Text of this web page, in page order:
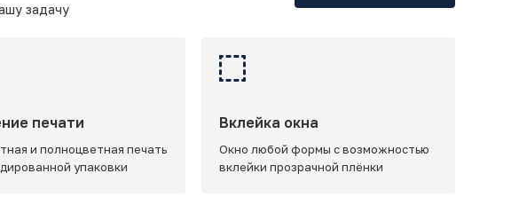
задачу
печати
и полноцветная печать
упаковки
Вклейка окна
Окно любой формы с возможностью
вклейки прозрачной плёнки